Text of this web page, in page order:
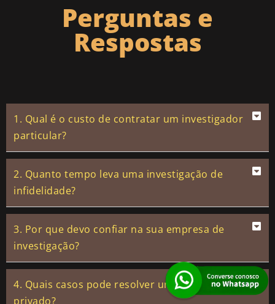
Perguntas e
Respostas
1. Qual é o custo de contratar um investigador
particular?
2. Quanto tempo leva uma investigação de
infidelidade?
3. Por que devo confiar na sua empresa de
investigação?
4. Quais casos pode resolver um investigador
privado?